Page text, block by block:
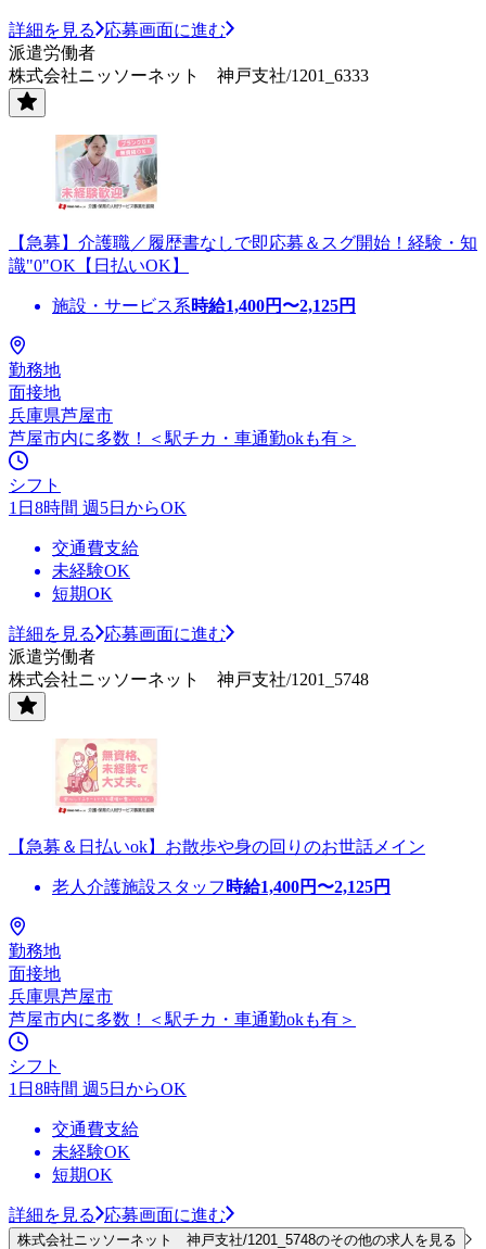
詳細を見る
応募画面に進む
派遣労働者
株式会社ニッソーネット 神戸支社/1201_6333
【急募】介護職／履歴書なしで即応募＆スグ開始！経験・知
識"0"OK【日払いOK】
施設・サービス系時給1,400円〜2,125円
勤務地
面接地
兵庫県芦屋市
芦屋市内に多数！＜駅チカ・車通勤okも有＞
シフト
1日8時間 週5日からOK
交通費支給
未経験OK
短期OK
詳細を見る
応募画面に進む
派遣労働者
株式会社ニッソーネット 神戸支社/1201_5748
【急募＆日払いok】お散歩や身の回りのお世話メイン
老人介護施設スタッフ 時給1,400円〜2,125円
勤務地
面接地
兵庫県芦屋市
芦屋市内に多数！＜駅チカ・車通勤okも有＞
シフト
1日8時間 週5日からOK
交通費支給
未経験OK
短期OK
詳細を見る 応募画面に進む
株式会社ニッソーネット 神戸支社/1201_5748のその他の求人を見る